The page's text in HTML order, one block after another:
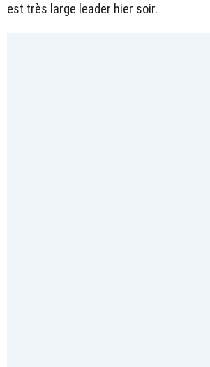
est très large leader hier soir.